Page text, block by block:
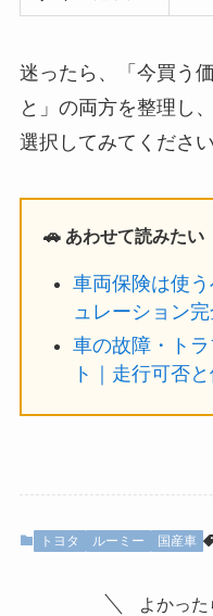
迷ったら、「今買う
と」の両方を整理し
選択してみてください
🚗 あわせて読みたい
車両保険は使
ュレーション
車の故障・ト
ト｜走行可否
トヨタ ルーミー 国産車
よかった